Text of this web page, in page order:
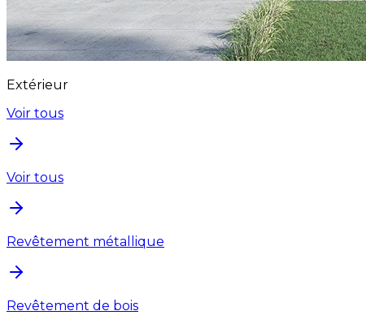
Extérieur
Voir tous
Voir tous
Revêtement métallique
Revêtement de bois